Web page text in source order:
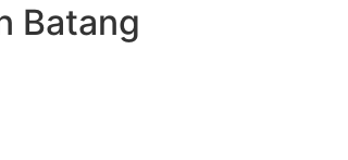
Batang